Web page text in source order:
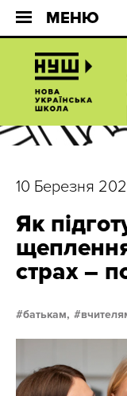
МЕНЮ
10 Березня
Як
страх –
батькам,